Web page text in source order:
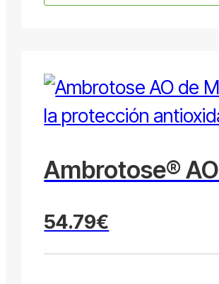
Ambrotose® AO
54.79€